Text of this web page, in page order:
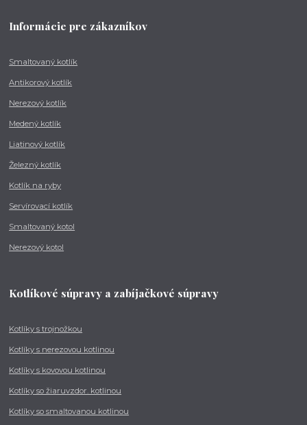
Informácie pre zákazníkov
Smaltovaný kotlík
Antikorový kotlík
Nerezový kotlík
Medený kotlík
Liatinový kotlík
Železný kotlík
Kotlík na ryby
Servírovací kotlík
Smaltovaný kotol
Nerezový kotol
Kotlíkové súpravy a zabíjačkové súpravy
Kotlíky s trojnožkou
Kotlíky s nerezovou kotlinou
Kotlíky s kovovou kotlinou
Kotlíky so žiaruvzdor. kotlinou
Kotlíky so smaltovanou kotlinou